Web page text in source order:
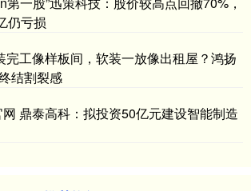
仍亏损
完工像样板间，软装一放像出租屋？鸿扬
结割裂感
鼎泰高科：拟投资50亿元建设智能制造